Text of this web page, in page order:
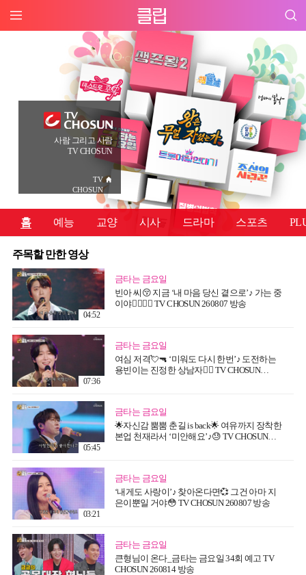
사람 그리고 사람
TV CHOSUN
TV
CHOSUN
홈 예능 교양 시사 드라마 스포츠
주목할 만한 영상
금타는 금요일
빈아 씨😚 지금 ‘내 마음 당신 곁으로’♪ 가는 중
이야👉🏻👈🏻 TV CHOSUN 260807 방송
04:52
금타는 금요일
여심 저격💘🔫 ‘미워도 다시 한번’♪ 도전하는
용빈이는 진정한 상남자👍🏻 TV CHOSUN
07:36
금타는 금요일
🌟자신감 뿜뿜 춘길 is back🌟 여유까지 장착한
본업 천재라서 ‘미안해요’♪😓 TV CHOSUN
05:45
금타는 금요일
‘내게도 사랑이’♪ 찾아온다면💞 그건 아마 지
은이뿐일 거야😳 TV CHOSUN 260807 방송
03:21
금타는 금요일
큰형님이 온다_금타는 금요일 34회 예고 TV
CHOSUN 260814 방송